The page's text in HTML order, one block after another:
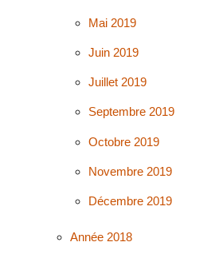
Mai 2019
Juin 2019
Juillet 2019
Septembre 2019
Octobre 2019
Novembre 2019
Décembre 2019
Année 2018